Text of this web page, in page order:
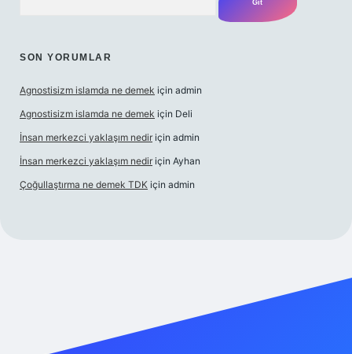
SON YORUMLAR
Agnostisizm islamda ne demek için admin
Agnostisizm islamda ne demek için Deli
İnsan merkezci yaklaşım nedir için admin
İnsan merkezci yaklaşım nedir için Ayhan
Çoğullaştırma ne demek TDK için admin